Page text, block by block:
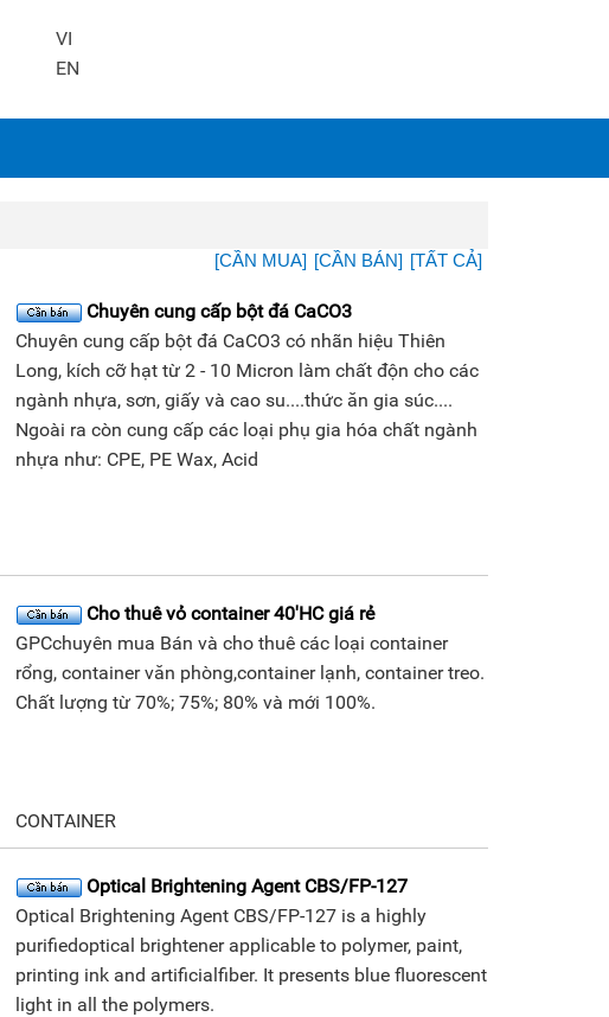
VI
EN
[CẦN MUA] [CẦN BÁN] [TẤT CẢ]
Chuyên cung cấp bột đá CaCO3
Chuyên cung cấp bột đá CaCO3 có nhãn hiệu Thiên
Long, kích cỡ hạt từ 2 - 10 Micron làm chất độn cho các
ngành nhựa, sơn, giấy và cao su....thức ăn gia súc....
Ngoài ra còn cung cấp các loại phụ gia hóa chất ngành
nhựa như: CPE, PE Wax, Acid
Cho thuê vỏ container 40'HC giá rẻ
GPCchuyên mua Bán và cho thuê các loại container
rổng, container văn phòng,container lạnh, container treo.
Chất lượng từ 70%; 75%; 80% và mới 100%.
CONTAINER
Optical Brightening Agent CBS/FP-127
Optical Brightening Agent CBS/FP-127 is a highly
purifiedoptical brightener applicable to polymer, paint,
printing ink and artificialfiber. It presents blue fluorescent
light in all the polymers.